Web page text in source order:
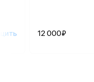
12 000₽